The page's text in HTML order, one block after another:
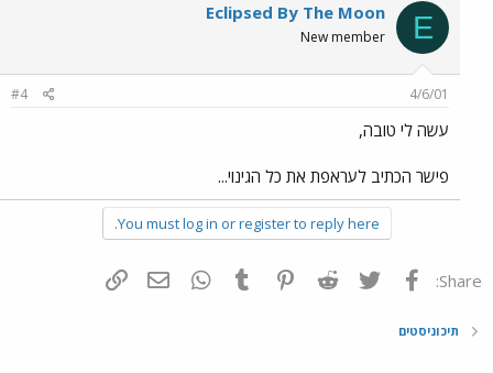
E
Eclipsed By The Moon
New member
4/6/01
#4
עשה לי טובה,
פישר הכתיב לעראפת את כל הגינוי...
You must log in or register to reply here.
Share: פייסבוק Twitter
Reddit
Pinterest
Tumblr
WhatsAppדואר אלקטרוני
תיכוניסטים